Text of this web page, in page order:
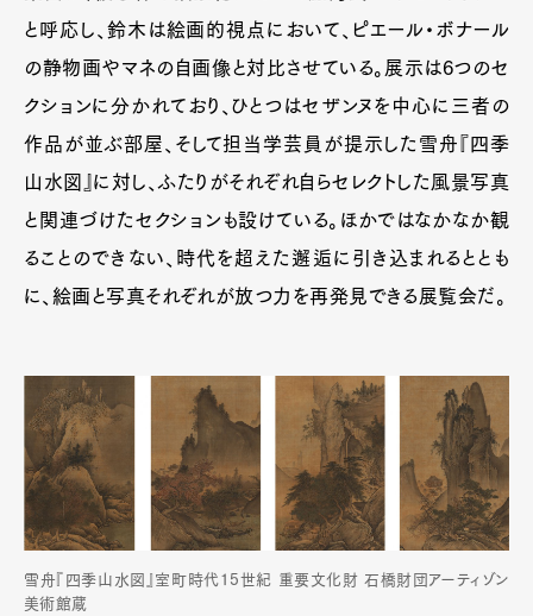
と呼応し、鈴木は絵画的視点において、ピエール・ボナール
の静物画やマネの自画像と対比させている。展示は6つのセ
クションに分かれており、ひとつはセザンヌを中心に三者の
作品が並ぶ部屋、そして担当学芸員が提示した雪舟『四季
山水図』に対し、ふたりがそれぞれ自らセレクトした風景写真
と関連づけたセクションも設けている。ほかではなかなか観
ることのできない、時代を超えた邂逅に引き込まれるととも
に、絵画と写真それぞれが放つ力を再発見できる展覧会だ。
雪舟『四季山水図』室町時代15世紀 重要文化財 石橋財団アーティゾン
美術館蔵